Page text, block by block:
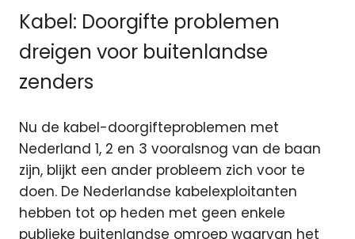
Kabel: Doorgifte problemen
dreigen voor buitenlandse
zenders
Nu de kabel-doorgifteproblemen met
Nederland 1, 2 en 3 vooralsnog van de baan
zijn, blijkt een ander probleem zich voor te
doen. De Nederlandse kabelexploitanten
hebben tot op heden met geen enkele
publieke buitenlandse omroep waarvan het